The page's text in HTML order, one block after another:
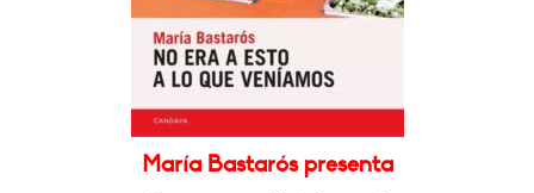
María Bastarós presenta